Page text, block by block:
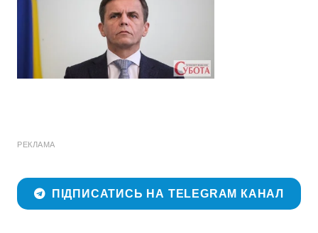
РЕКЛАМА
ПІДПИСАТИСЬ НА TELEGRAM КАНАЛ